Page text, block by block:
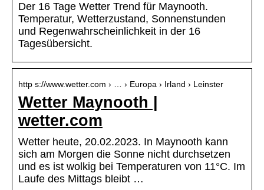
Der 16 Tage Wetter Trend für Maynooth.
Temperatur, Wetterzustand, Sonnenstunden
und Regenwahrscheinlichkeit in der 16
Tagesübersicht.
http s://www.wetter.com › … › Europa › Irland › Leinster
Wetter Maynooth |
wetter.com
Wetter heute, 20.02.2023. In Maynooth kann
sich am Morgen die Sonne nicht durchsetzen
und es ist wolkig bei Temperaturen von 11°C. Im
Laufe des Mittags bleibt …